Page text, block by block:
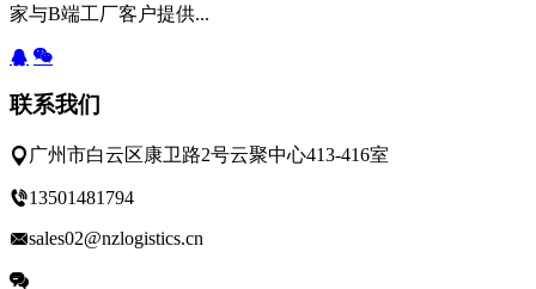
家与B端工厂客户提供...
联系我们
广州市白云区康卫路2号云聚中心413-416室
13501481794
sales02@nzlogistics.cn